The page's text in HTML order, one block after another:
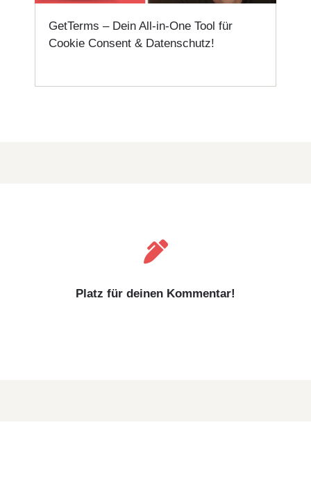
GetTerms – Dein All-in-One Tool für
Cookie Consent & Datenschutz!

Platz für deinen Kommentar!